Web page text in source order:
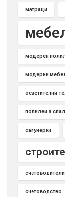
матраци
модерен
модерни
осветителни
полилеи з
сапунерки
счетоводство